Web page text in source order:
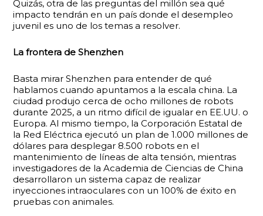
Quizás, otra de las preguntas del millón sea qué
impacto tendrán en un país donde el desempleo
juvenil es uno de los temas a resolver.
La frontera de Shenzhen
Basta mirar Shenzhen para entender de qué
hablamos cuando apuntamos a la escala china. La
ciudad produjo cerca de ocho millones de robots
durante 2025, a un ritmo difícil de igualar en EE.UU. o
Europa. Al mismo tiempo, la Corporación Estatal de
la Red Eléctrica ejecutó un plan de 1.000 millones de
dólares para desplegar 8.500 robots en el
mantenimiento de líneas de alta tensión, mientras
investigadores de la Academia de Ciencias de China
desarrollaron un sistema capaz de realizar
inyecciones intraoculares con un 100% de éxito en
pruebas con animales.